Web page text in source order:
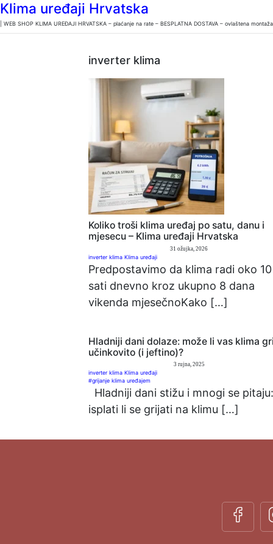
Klima uređaji Hrvatska
| WEB SHOP KLIMA UREĐAJI HRVATSKA – plaćanje na rate – BESPLATNA DOSTAVA – ovlaštena
inverter klima
Koliko troši klima uređaj po satu, danu i
mjesecu – Klima uređaji Hrvatska
31 ožujka, 2026
inverter klima Klima uređaji
Predpostavimo da klima radi oko 10
sati dnevno kroz ukupno 8 dana
vikenda mjesečnoKako […]
Hladniji dani dolaze: može li vas klima
učinkovito (i jeftino)?
3 rujna, 2025
inverter klima Klima uređaji
#grijanje klima uređajem
Hladniji dani stižu i mnogi se pitaju:
isplati li se grijati na klimu […]